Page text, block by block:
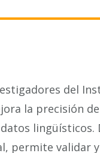
del
la precisión
lingüísticos.
permite validar